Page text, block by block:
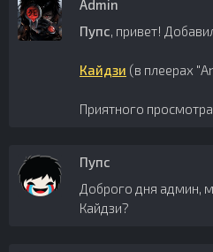
Admin
Пупс, привет!
Кайдзи (в плеерах
Приятного
Пупс
Доброго дня админ,
Кайдзи?